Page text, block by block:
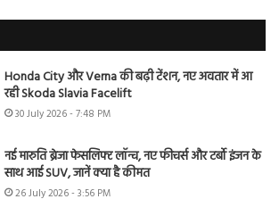
Honda City और Verna की बढ़ी टेंशन, नए अवतार में आ
रही Skoda Slavia Facelift
30 July 2026 - 7:48 PM
नई मारुति ब्रेजा फेसलिफ्ट लॉन्च, नए फीचर्स और टर्बो इंजन के
साथ आई SUV, जानें क्या है कीमत
26 July 2026 - 3:56 PM